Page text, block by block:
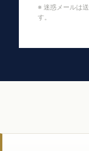
※ 迷惑メールは
す。